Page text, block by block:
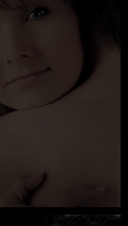
geschlossen. Seine Funktionalität ist
Service-Gruppe ist